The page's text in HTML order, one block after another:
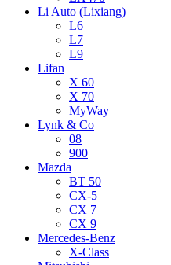
Li Auto (Lixiang)
L6
L7
L9
Lifan
X 60
X 70
MyWay
Lynk & Co
08
900
Mazda
BT 50
CX-5
CX 7
CX 9
Mercedes-Benz
X-Class